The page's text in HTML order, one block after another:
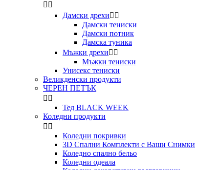
 
Дамски дрехи 
Дамски тениски
Дамски потник
Дамска туника
Мъжки дрехи 
Мъжки тениски
Унисекс тениски
Великденски продукти
ЧЕРЕН ПЕТЪК
 
Тед BLACK WEEK
Коледни продукти
 
Коледни покривки
3D Спални Комплекти с Ваши Снимки
Коледно спално бельо
Коледни одеала